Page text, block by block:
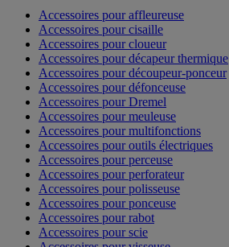
Accessoires pour affleureuse
Accessoires pour cisaille
Accessoires pour cloueur
Accessoires pour décapeur thermique
Accessoires pour découpeur-ponceur
Accessoires pour défonceuse
Accessoires pour Dremel
Accessoires pour meuleuse
Accessoires pour multifonctions
Accessoires pour outils électriques
Accessoires pour perceuse
Accessoires pour perforateur
Accessoires pour polisseuse
Accessoires pour ponceuse
Accessoires pour rabot
Accessoires pour scie